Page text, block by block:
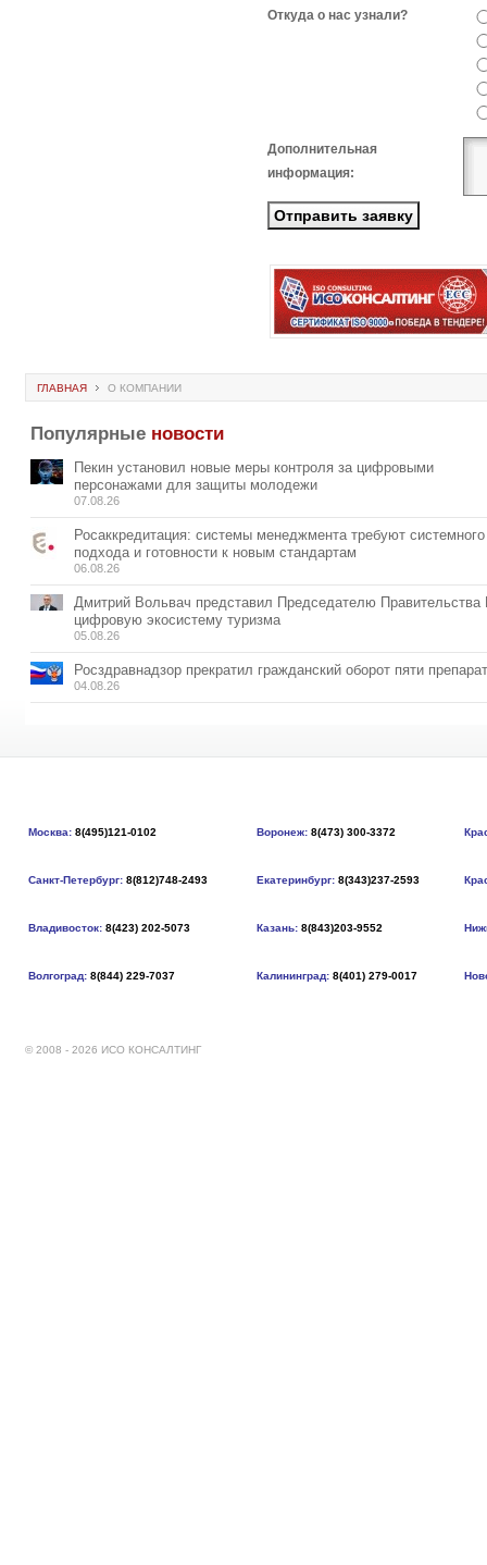
Откуда о нас узнали?
Дополнительная
информация:
ГЛАВНАЯ О КОМПАНИИ
Популярные новости
Пекин установил новые меры контроля за цифровыми
персонажами для защиты молодежи
07.08.26
Росаккредитация: системы менеджмента требуют системного
подхода и готовности к новым стандартам
06.08.26
Дмитрий Вольвач представил Председателю
цифровую экосистему туризма
05.08.26
Росздравнадзор прекратил гражданский оборот пяти
04.08.26
Москва: 8(495)121-0102 Воронеж: 8(473) 300-3372
Санкт-Петербург: 8(812)748-2493 Екатеринбург: 8(343)237-2593
Владивосток: 8(423) 202-5073 Казань: 8(843)203-9552
Волгоград: 8(844) 229-7037 Калининград: 8(401) 279-0017
© 2008 - 2026 ИСО КОНСАЛТИНГ